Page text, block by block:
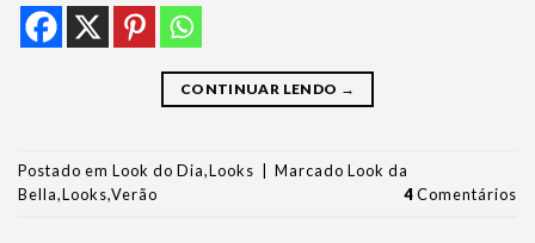
CONTINUAR LENDO →
Postado em Look do Dia,Looks Marcado Look da
Bella,Looks,Verão 4Comentários